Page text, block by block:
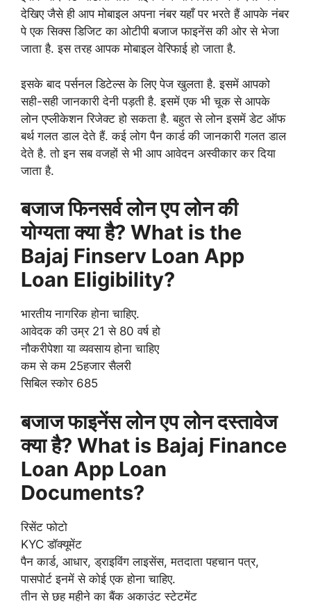
देखिए जैसे ही आप मोबाइल अपना नंबर यहाँ पर भरते हैं आपके नंबर
पे एक सिक्स डिजिट का ओटीपी बजाज फाइनेंस की ओर से भेजा
जाता है. इस तरह आपक मोबाइल वेरिफाई हो जाता है.
इसके बाद पर्सनल डिटेल्स के लिए पेज खुलता है. इसमें आपको
सही-सही जानकारी देनी पड़ती है. इसमें एक भी चूक से आपके
लोन एप्लीकेशन रिजेक्ट हो सकता है. बहुत से लोन इसमें डेट ऑफ
बर्थ गलत डाल देते हैं. कई लोग पैन कार्ड की जानकारी गलत डाल
देते है. तो इन सब वजहों से भी आप आवेदन अस्वीकार कर दिया
जाता है.
बजाज फिनसर्व लोन एप लोन की
योग्यता क्या है? What is the
Bajaj Finserv Loan App
Loan Eligibility?
भारतीय नागरिक होना चाहिए.
आवेदक की उम्र 21 से 80 वर्ष हो
नौकरीपेशा या व्यवसाय होना चाहिए
कम से कम 25हजार सैलरी
सिबिल स्कोर 685
बजाज फाइनेंस लोन एप लोन दस्तावेज
क्या है? What is Bajaj Finance
Loan App Loan
Documents?
रिसेंट फोटो
KYC डॉक्यूमेंट
पैन कार्ड, आधार, ड्राइविंग लाइसेंस, मतदाता पहचान पत्र,
पासपोर्ट इनमें से कोई एक होना चाहिए.
तीन से छह महीने का बैंक अकाउंट स्टेटमेंट